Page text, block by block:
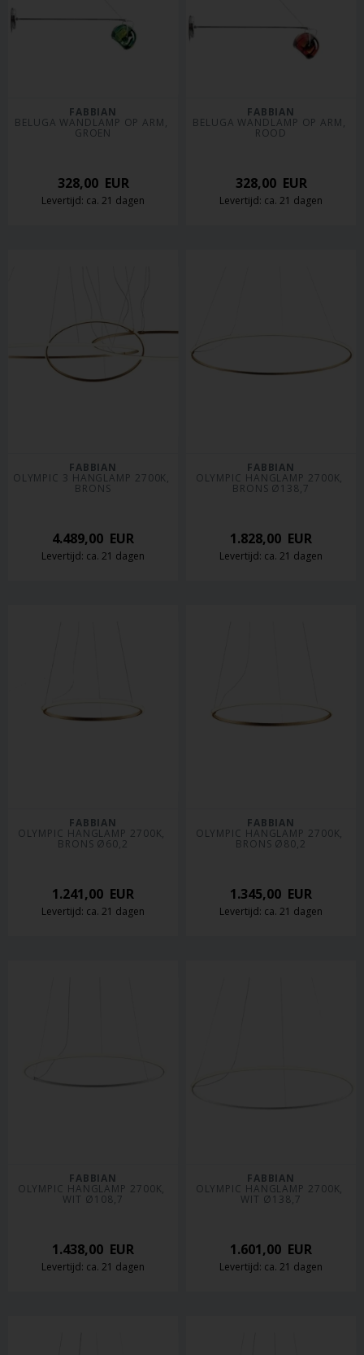
FABBIAN
BELUGA WANDLAMP OP ARM,
GROEN
328,00EUR
Levertijd: ca. 21 dagen
FABBIAN
BELUGA WANDLAMP OP ARM,
ROOD
328,00EUR
Levertijd: ca. 21 dagen
FABBIAN
OLYMPIC 3 HANGLAMP 2700K,
BRONS
4.489,00 EUR
Levertijd: ca. 21 dagen
FABBIAN
OLYMPIC HANGLAMP 2700K,
BRONS Ø138,7
1.828,00 EUR
Levertijd: ca. 21 dagen
FABBIAN
OLYMPIC HANGLAMP 2700K,
BRONS Ø60,2
1.241,00 EUR
Levertijd: ca. 21 dagen
FABBIAN
OLYMPIC HANGLAMP 2700K,
BRONS Ø80,2
1.345,00 EUR
Levertijd: ca. 21 dagen
FABBIAN
OLYMPIC HANGLAMP 2700K,
WIT Ø108,7
1.438,00 EUR
Levertijd: ca. 21 dagen
FABBIAN
OLYMPIC HANGLAMP 2700K,
WIT Ø138,7
1.601,00 EUR
Levertijd: ca. 21 dagen